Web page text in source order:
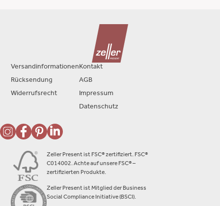
Zeller Present ist FSC® zertifiziert. FSC®
C014002. Achte auf unsere FSC® –
zertifizierten Produkte.
Zeller Present ist Mitglied der Business
Social Compliance Initiative (BSCI).
Versandinformationen
Rücksendung
Widerrufsrecht
Kontakt
AGB
Impressum
Datenschutz